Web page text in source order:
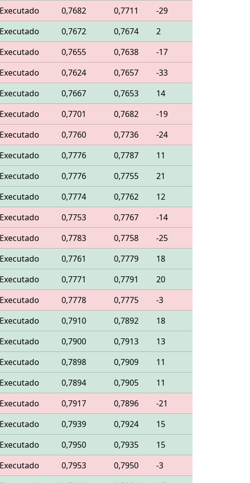
Executado 0,7682 0,7711
-29
Executado 0,7672 0,7674
2
Executado 0,7655 0,7638
-17
Executado 0,7624 0,7657
-33
Executado 0,7667 0,7653
14
Executado 0,7701 0,7682
-19
Executado 0,7760 0,7736
-24
Executado 0,7776 0,7787
11
Executado 0,7776 0,7755
21
Executado 0,7774 0,7762
12
Executado 0,7753 0,7767
-14
Executado 0,7783 0,7758
-25
Executado 0,7761 0,7779
18
Executado 0,7771 0,7791
20
Executado 0,7778 0,7775
-3
Executado 0,7910 0,7892
18
Executado 0,7900 0,7913
13
Executado 0,7898 0,7909
11
Executado 0,7894 0,7905
11
Executado 0,7917 0,7896
-21
Executado 0,7939 0,7924
15
Executado 0,7950 0,7935
15
Executado 0,7953 0,7950
-3